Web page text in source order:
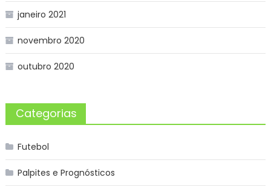
janeiro 2021
novembro 2020
outubro 2020
Categorias
Futebol
Palpites e Prognósticos